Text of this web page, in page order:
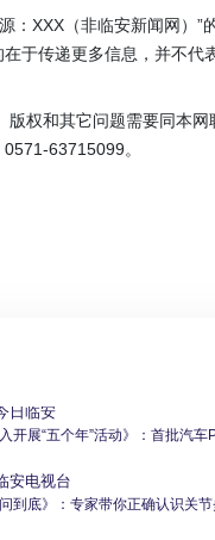
：XXX（非临安新闻网）”
于传递更多信息，并不代
权和其它问题需要同本网
63715099。
日临安
入开展“五个年”活动》：首批汽
安电视台
问到底》：专家带你正确认识关节